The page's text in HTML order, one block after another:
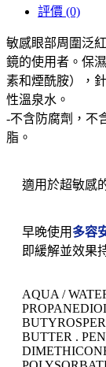
評價 (0)
敏感眼部周圍泛
鏡的使用者。保
素和煙酰胺），
性溫泉水。
-不含防腐劑，不
脂。
適用於超敏感
早晚使用 多容
即緩解並效果
AQUA /
BUTTER .